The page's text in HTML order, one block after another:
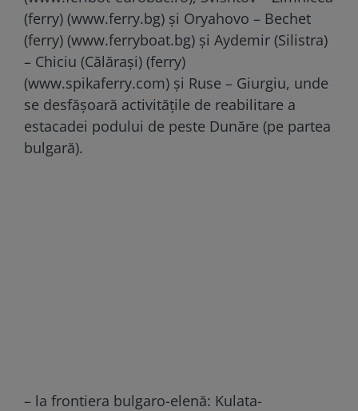
(ferry) (www.ferry.bg) şi Oryahovo – Bechet
(ferry) (www.ferryboat.bg) şi Aydemir (Silistra)
– Chiciu (Călăraşi) (ferry)
(www.spikaferry.com) şi Ruse – Giurgiu, unde
se desfăşoară activităţile de reabilitare a
estacadei podului de peste Dunăre (pe partea
bulgară).
– la frontiera bulgaro-elenă: Kulata-